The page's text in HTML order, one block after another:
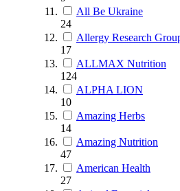
All Be Ukraine
24
Allergy Research
17
ALLMAX Nutrition
124
ALPHA LION
10
Amazing Herbs
14
Amazing Nutrition
47
American Health
27